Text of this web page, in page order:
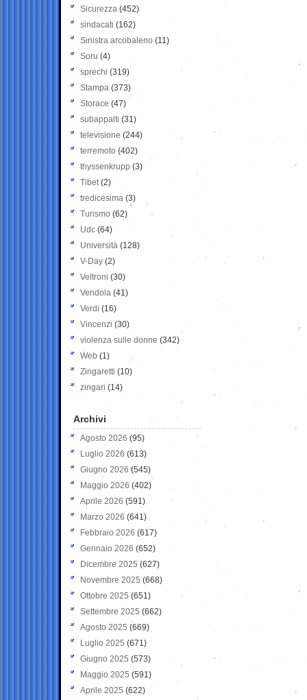
Sicurezza (452)
sindacati (162)
Sinistra arcobaleno (11)
Soru (4)
sprechi (319)
Stampa (373)
Storace (47)
subappalti (31)
televisione(244)
terremoto (402)
thyssenkrupp (3)
Tibet(2)
tredicesima (3)
Turismo (62)
Udc (64)
Università (128)
V-Day (2)
Veltroni (30)
Vendola (41)
Verdi (16)
Vincenzi (30)
violenza sulle donne (342)
Web (1)
Zingaretti (10)
zingari (14)
Archivi
Agosto 2026 (95)
Luglio 2026 (613)
Giugno 2026 (545)
Maggio 2026 (402)
Aprile 2026 (591)
Marzo 2026 (641)
Febbraio 2026 (617)
Gennaio 2026 (652)
Dicembre 2025 (627)
Novembre 2025 (668)
Ottobre 2025 (651)
Settembre 2025 (662)
Agosto 2025 (669)
Luglio 2025 (671)
Giugno 2025 (573)
Maggio 2025 (591)
Aprile 2025 (622)